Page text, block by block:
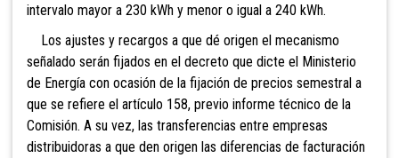
intervalo mayor a 230 kWh y menor o igual a 240 kWh.
Los ajustes y recargos a que dé origen el mecanismo
señalado serán fijados en el decreto que dicte el Ministerio
de Energía con ocasión de la fijación de precios semestral a
que se refiere el artículo 158, previo informe técnico de la
Comisión. A su vez, las transferencias entre empresas
distribuidoras a que den origen las diferencias de facturación